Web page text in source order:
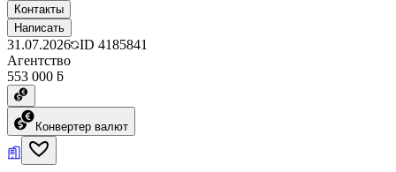
Контакты
Написать
31.07.2026 ID 4185841
Агентство
553 000 ƃ
Конвертер валют